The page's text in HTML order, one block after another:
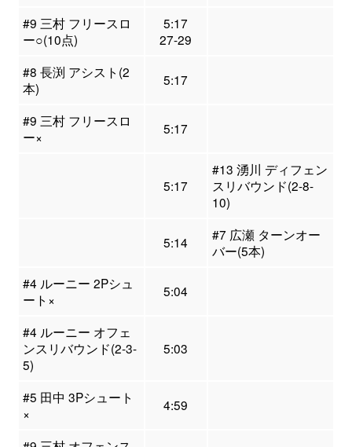
#9 三村 フリースロ
ー○(10点)
5:17
27-29
#8 長渕 アシスト(2
本)
5:17
#9 三村 フリースロ
ー×
5:17
5:17
#13 湧川 ディフェン
スリバウンド(2-8-
10)
5:14
#7 広瀬 ターンオー
バー(5本)
#4 ルーニー 2Pシュ
ート×
5:04
#4 ルーニー オフェ
ンスリバウンド(2-3-
5)
5:03
#5 田中 3Pシュート
×
4:59